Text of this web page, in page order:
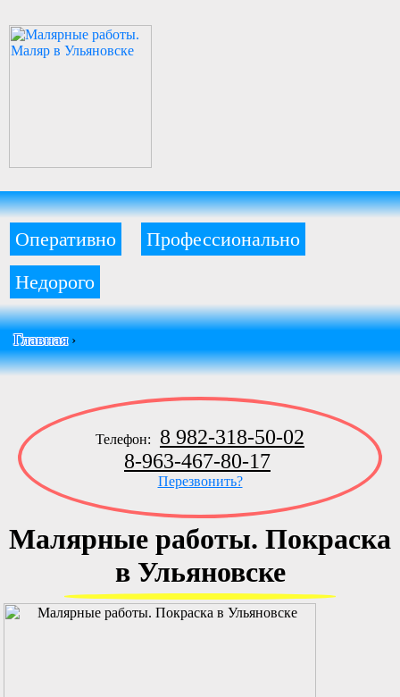
Оперативно
Профессионально
Недорого
Главная›
Телефон:
8 982-318-50-02
8-963-467-80-17
Перезвонить?
Малярные работы. Покраска
в Ульяновске